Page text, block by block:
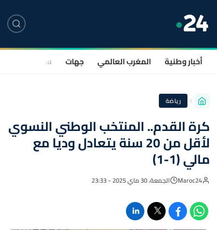
أخبار وطنية المغرب العالمي جهات سياسة
رياضة
كرة القدم.. المنتخب الوطني النسوي
لأقل من 20 سنة يتعادل وديا مع
مالي (1-1)
Maroc24 الجمعة، 30 ماي 2025 - 23:33